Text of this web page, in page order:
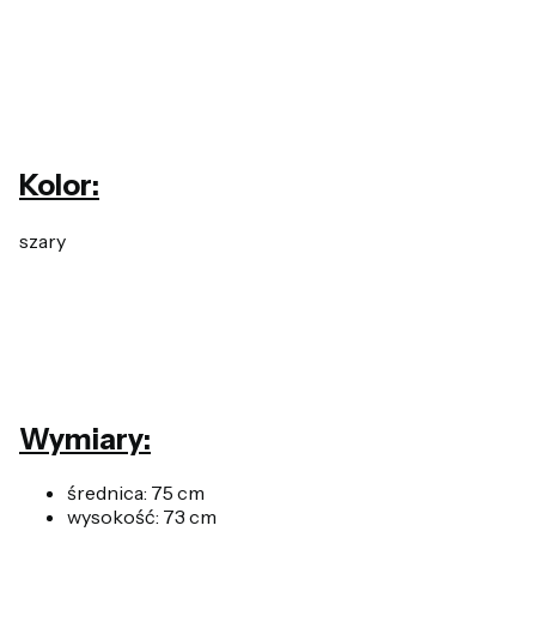
Kolor:
szary
Wymiary:
średnica: 75 cm
wysokość: 73 cm